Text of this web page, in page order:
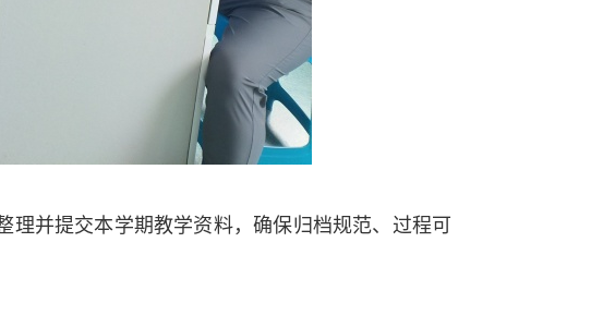
并提交本学期教学资料，确保归档规范、过程可